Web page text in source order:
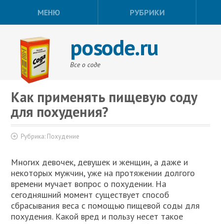
МЕНЮ РУБРИКИ
posode.ru
Все о соде
Как применять пищевую соду
для похудения?
Рубрика: Похудение
Многих девочек, девушек и женщин, а даже и
некоторых мужчин, уже на протяжении долгого
времени мучает вопрос о похудении. На
сегодняшний момент существует способ
сбрасывания веса с помощью пищевой соды для
похудения. Какой вред и пользу несет такое